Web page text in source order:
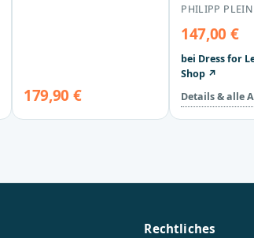
179,90 €
PHILIPP PLEIN
147,00 €
bei Dress for
Shop ↗
Details & alle
Rechtliches